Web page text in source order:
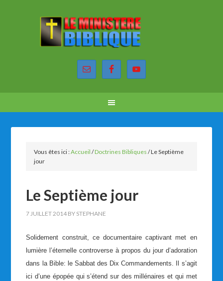
Vous êtes ici :Accueil /Doctrines Bibliques /Le Septième
jour
Le Septième jour
7 JUILLET 2014 BY STEPHANE
Solidement construit, ce documentaire captivant met en
lumière l’éternelle controverse à propos du jour d’adoration
dans la Bible: le Sabbat des Dix Commandements. Il s’agit
ici d’une épopée qui s’étend sur des millénaires et qui met